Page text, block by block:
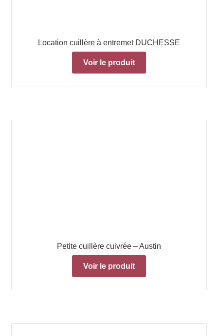
Location cuillère à entremet DUCHESSE
Voir le produit
Petite cuillère cuivrée – Austin
Voir le produit